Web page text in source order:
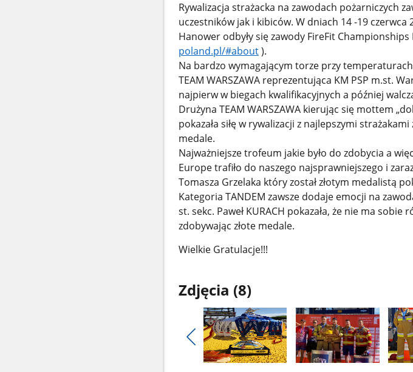
Rywalizacja strażacka na zawodach pożarniczych
uczestników jak i kibiców. W dniach 14 -19
Hanower odbyły się zawody FireFit Championships
poland.pl/#about).
Na bardzo wymagającym torze przy
TEAM WARSZAWA reprezentująca KM PSP m.st.
najpierw w biegach kwalifikacyjnych a później
Drużyna TEAM WARSZAWA kierując się mottem
pokazała siłę w rywalizacji z najlepszymi
medale.
Najważniejsze trofeum jakie było do zdobycia a
Europe trafiło do naszego najsprawniejszego i
Tomasza Grzelaka który został złotym medalistą
Kategoria TANDEM zawsze dodaje emocji na
st. sekc. Paweł KURACH pokazała, że nie ma
zdobywając złote medale.
Wielkie Gratulacje!!!
Zdjęcia (8)
Pokaż
poprzednie